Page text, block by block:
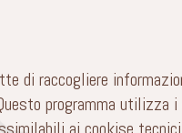
di raccogliere
programma utilizza